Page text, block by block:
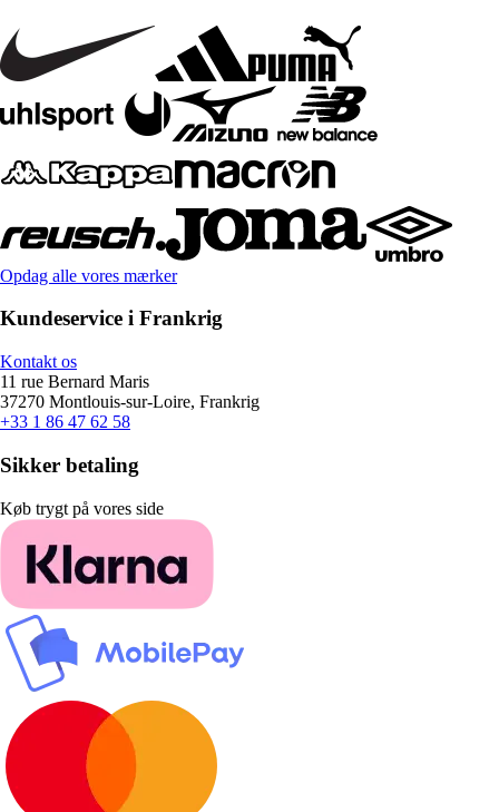
Opdag alle vores mærker
Kundeservice i Frankrig
Kontakt os
11 rue Bernard Maris
37270 Montlouis-sur-Loire, Frankrig
+33 1 86 47 62 58
Sikker betaling
Køb trygt på vores side